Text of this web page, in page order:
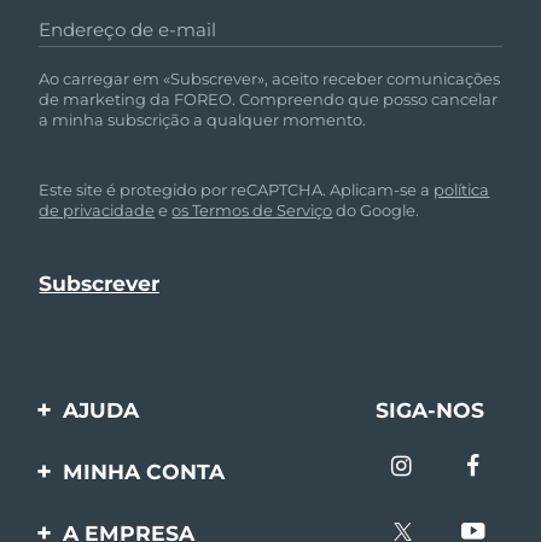
Endereço de e-mail
Ao carregar em «Subscrever», aceito receber comunicações
de marketing da FOREO. Compreendo que posso cancelar
a minha subscrição a qualquer momento.
Este site é protegido por reCAPTCHA. Aplicam-se a política
de privacidade eos Termos de Serviçodo Google.
AJUDA
Entre em contato
SIGA-NOS
MINHA CONTA
Registro de produto
A EMPRESA